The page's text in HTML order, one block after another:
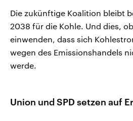
Die zukünftige Koalition bleibt
2038 für die Kohle. Und dies,
einwenden, dass sich
wegen des Emissionshandels
werde.
Union und SPD setzen auf